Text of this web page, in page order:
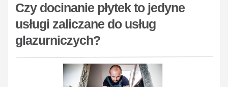
Czy docinanie płytek to jedyne
usługi zaliczane do usług
glazurniczych?